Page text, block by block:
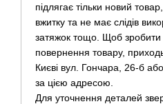
підлягає тільки новий
вжитку та не має слідів
затяжок тощо. Щоб зробити
повернення товару,
Києві вул. Гончара, 26-б
за цією адресою.
Для уточнення деталей